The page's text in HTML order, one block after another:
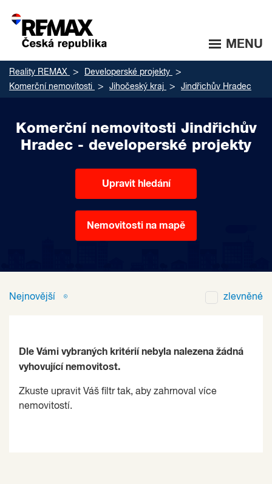
MENU
Reality REMAX
Developerské projekty
Komerční nemovitosti
Jihočeský kraj Jindřichův Hradec
Komerční nemovitosti Jindřichův
Hradec - developerské projekty
Upravit hledání
Nemovitosti na mapě
Nejnovější zlevněné
Dle Vámi vybraných kritérií nebyla nalezena žádná
vyhovující nemovitost.
Zkuste upravit Váš filtr tak, aby zahrnoval více
nemovitostí.